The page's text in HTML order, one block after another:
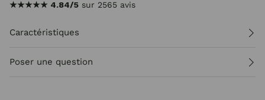
★★★★★ 4.84/5 sur 2565 avis
Caractéristiques
Poser une question